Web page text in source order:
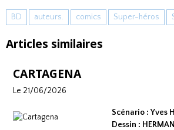
BD auteurs. comics Super-héros
Articles similaires
CARTAGENA
Le 21/06/2026
Scénario : Yves
Dessin :